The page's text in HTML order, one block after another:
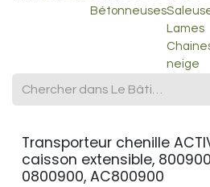
Bétonneuses
Lames
neige
Transporteur chenille
caisson extensible,
0800900, AC800900